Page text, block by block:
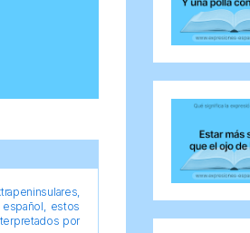
estos
por